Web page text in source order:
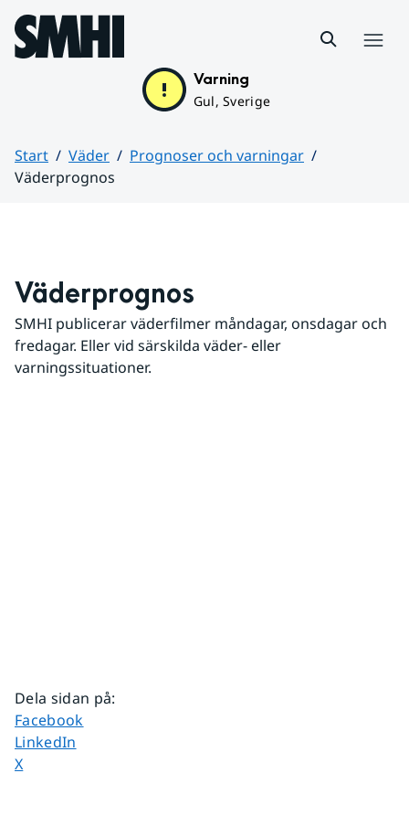
Hoppa till sidans innehåll
Varning
Gul, Sverige
Start Väder
Prognoser och varningar
Väderprognos
Väderprognos
SMHI publicerar väderfilmer måndagar, onsdagar och
fredagar. Eller vid särskilda väder- eller
varningssituationer.
Dela sidan på:
Dela sidan på
Facebook
Dela sidan på
LinkedIn
Dela sidan på
X